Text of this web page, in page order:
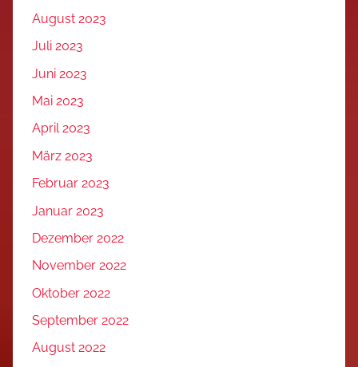
August 2023
Juli 2023
Juni 2023
Mai 2023
April 2023
März 2023
Februar 2023
Januar 2023
Dezember 2022
November 2022
Oktober 2022
September 2022
August 2022